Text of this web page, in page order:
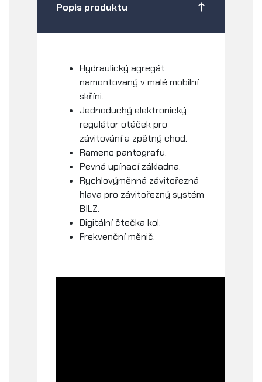
Popis produktu
Hydraulický agregát
namontovaný v malé mobilní
skříni.
Jednoduchý elektronický
regulátor otáček pro
závitování a zpětný chod.
Rameno pantografu.
Pevná upínací základna.
Rychlovýměnná závitořezná
hlava pro závitořezný systém
BILZ.
Digitální čtečka kol.
Frekvenční měnič.